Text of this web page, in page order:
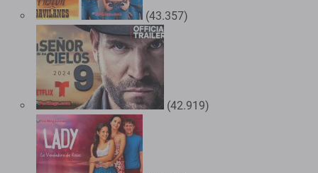
(43.357)
(42.919)